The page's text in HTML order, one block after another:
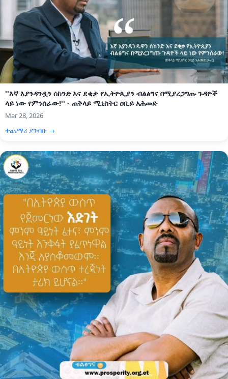
''እኛ እያንዳንዷን ሰከንድ እና ደቂቃ የኢትዮጲያን ብልፅግና በሚያረጋግጡ ጉዳዮች
ላይ ነው የምንሰራው!'' - ጠቅላይ ሚኒስትር ዐቢይ አሕመድ
Mar 28, 2026
ተጨማሪ ያንብቡ →